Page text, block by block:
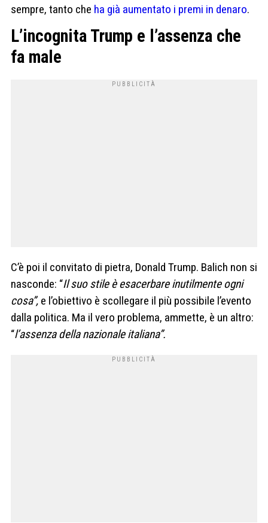
sempre, tanto che ha già aumentato i premi in denaro.
L’incognita Trump e l’assenza che
fa male
C’è poi il convitato di pietra, Donald Trump. Balich non si
nasconde: “Il suo stile è esacerbare inutilmente ogni
cosa”, e l’obiettivo è scollegare il più possibile l’evento
dalla politica. Ma il vero problema, ammette, è un altro:
“l’assenza della nazionale italiana”.